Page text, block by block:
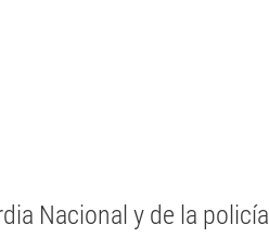
Nacional y de la